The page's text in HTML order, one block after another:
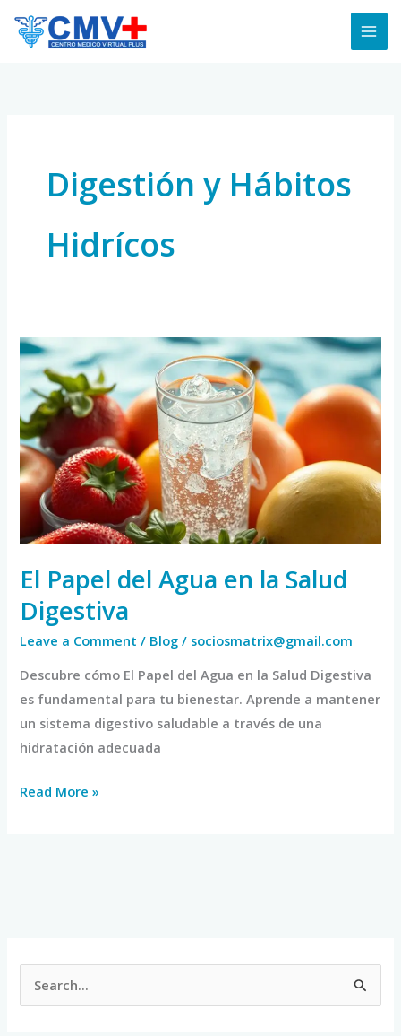
Digestión y Hábitos
Hidrícos
El Papel del Agua en la Salud
Digestiva
Leave a Comment / Blog / sociosmatrix@gmail.com
Descubre cómo El Papel del Agua en la Salud Digestiva
es fundamental para tu bienestar. Aprende a mantener
un sistema digestivo saludable a través de una
hidratación adecuada
El
Papel
del
Agua
en
la
Salud
Digestiva
Read More »